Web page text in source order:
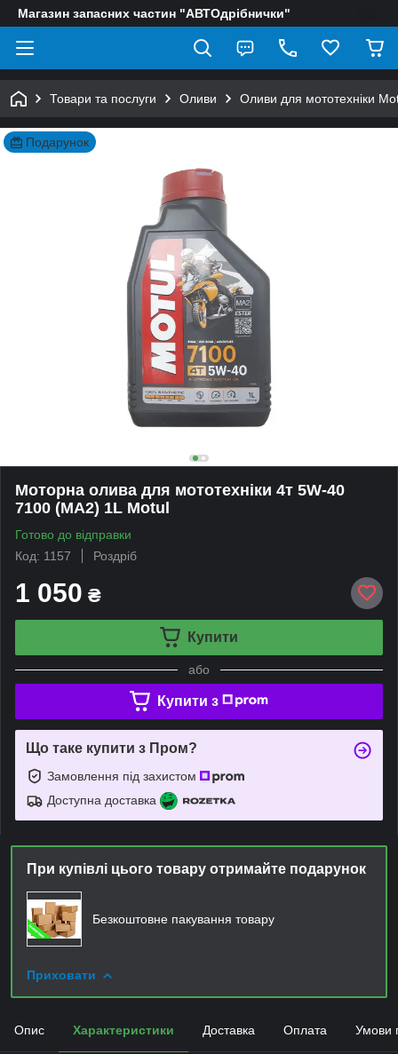
Магазин запасних частин "АВТОдрібнички"
Товари та послуги Оливи Оливи для мототехніки
Подарунок
Моторна олива для мототехніки 4т 5W-40
7100 (MA2) 1L Motul
Готово до відправки
Код: 1157
Роздріб
1 050 ₴
Купити
або
Купити з
Що таке купити з Пром?
Замовлення під захистом
Доступна доставка
При купівлі цього товару отримайте подарунок
Безкоштовне пакування товару
Приховати
Опис Характеристики Доставка Оплата Умови